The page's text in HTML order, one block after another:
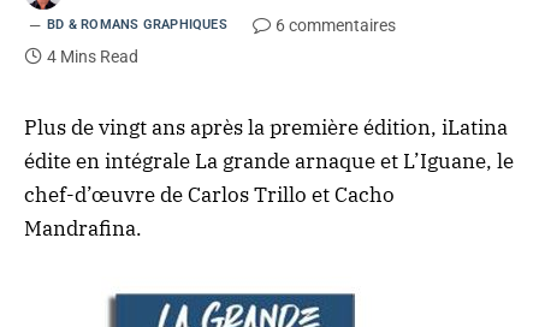
BD & ROMANS GRAPHIQUES
6 commentaires
4 Mins Read
Plus de vingt ans après la première édition, iLatina
édite en intégrale La grande arnaque et L’Iguane, le
chef-d’œuvre de Carlos Trillo et Cacho
Mandrafina.